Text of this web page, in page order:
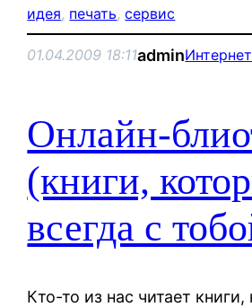
идея, печать, сервис
01.04.2009 18:11adminИнтернет
Онлайн-
(книги,
всегда с
Кто-то из нас читает